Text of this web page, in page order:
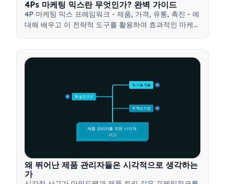
4Ps 마케팅 믹스란 무엇인가? 완벽 가이드
4P 마케팅 믹스 프레임워크 - 제품, 가격, 유통, 촉진 - 에
대해 배우고 이 전략적 도구를 활용하여 효과적인 마케팅
🎯 핵심 이점 15
🛠️ 실전 도구
15
🚀 기술 개발 15
제품 관리자를 위한 시각적
사고
왜 뛰어난 제품 관리자들은 시각적으로 생각하는
가